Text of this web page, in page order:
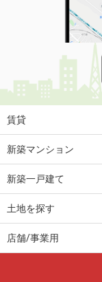
賃貸
新築マンション
新築一戸建て
土地を探す
店舗/事業用